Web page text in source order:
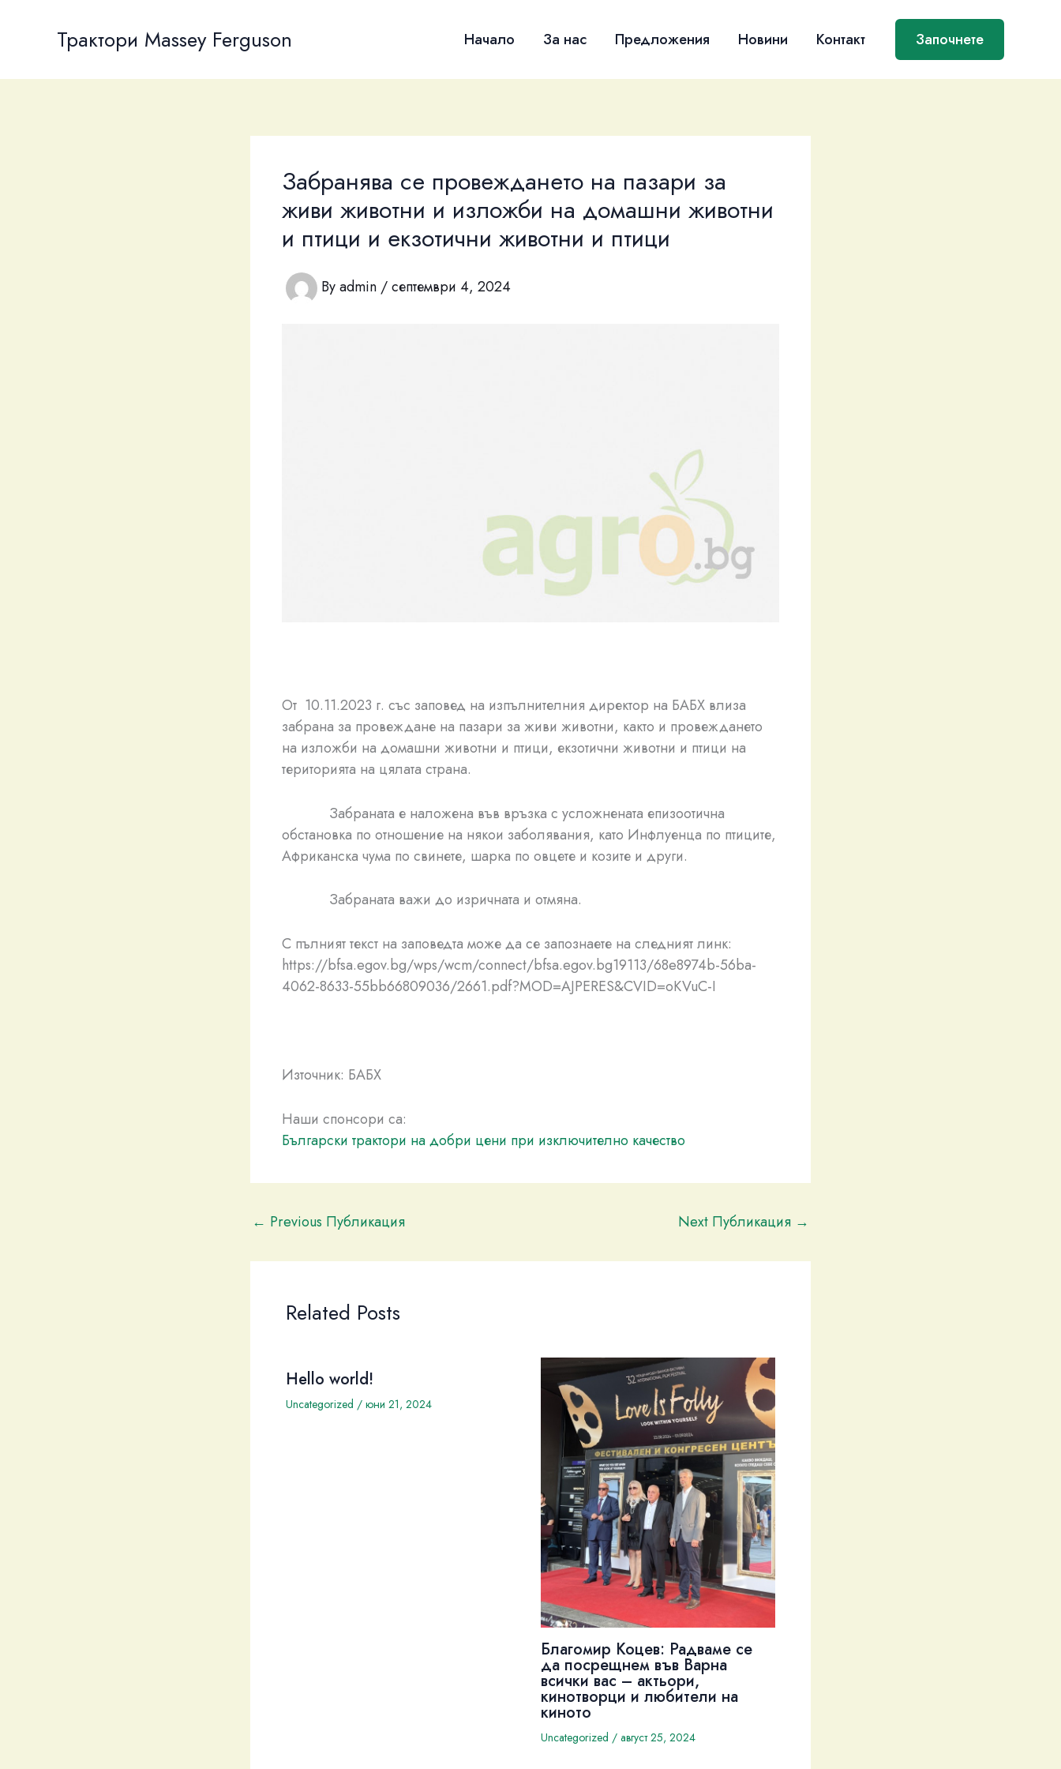
Трактори Massey Ferguson Начало За нас Предложения Новини Контакт Започнете
Забранява се провеждането на пазари за
живи животни и изложби на домашни животни
и птици и екзотични животни и птици
Byadmin /септември 4, 2024
От 10.11.2023 г. със заповед на изпълнителния директор на БАБХ влиза
забрана за провеждане на пазари за живи животни, както и провеждането
на изложби на домашни животни и птици, екзотични животни и птици на
територията на цялата страна.
Забраната е наложена във връзка с усложнената епизоотична
обстановка по отношение на някои заболявания, като Инфлуенца по птиците,
Африканска чума по свинете, шарка по овцете и козите и други.
Забраната важи до изричната и отмяна.
С пълният текст на заповедта може да се запознаете на следният линк:
https://bfsa.egov.bg/wps/wcm/connect/bfsa.egov.bg19113/68e8974b-56ba-
4062-8633-55bb66809036/2661.pdf?MOD=AJPERES&CVID=oKVuC-I
Източник: БАБХ
Наши спонсори са:
Български трактори на добри цени при изключително качество
← Previous Публикация Next Публикация →
Related Posts
Hello world!
Uncategorized / юни 21, 2024
Благомир Коцев: Радваме се
да посрещнем във Варна
всички вас – актьори,
кинотворци и любители на
киното
Uncategorized / август 25, 2024